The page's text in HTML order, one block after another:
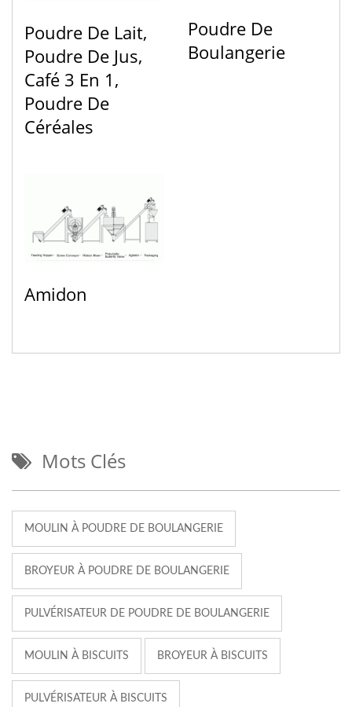
Poudre De Lait,
Poudre De Jus,
Café 3 En 1,
Poudre De
Céréales
Poudre De
Boulangerie
Amidon
Mots Clés
MOULIN À POUDRE DE BOULANGERIE
BROYEUR À POUDRE DE BOULANGERIE
PULVÉRISATEUR DE POUDRE DE BOULANGERIE
MOULIN À BISCUITS BROYEUR À BISCUITS
PULVÉRISATEUR À BISCUITS